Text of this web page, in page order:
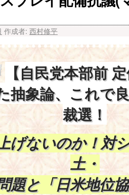
作成者: 西村修平
【自民党本部前
抽象論、これで
裁選！
げないのか！対
土・
題と「日米地位